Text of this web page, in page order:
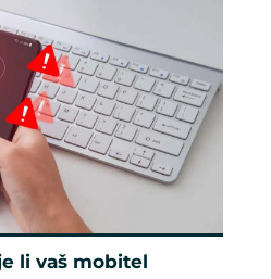
li vaš mobitel